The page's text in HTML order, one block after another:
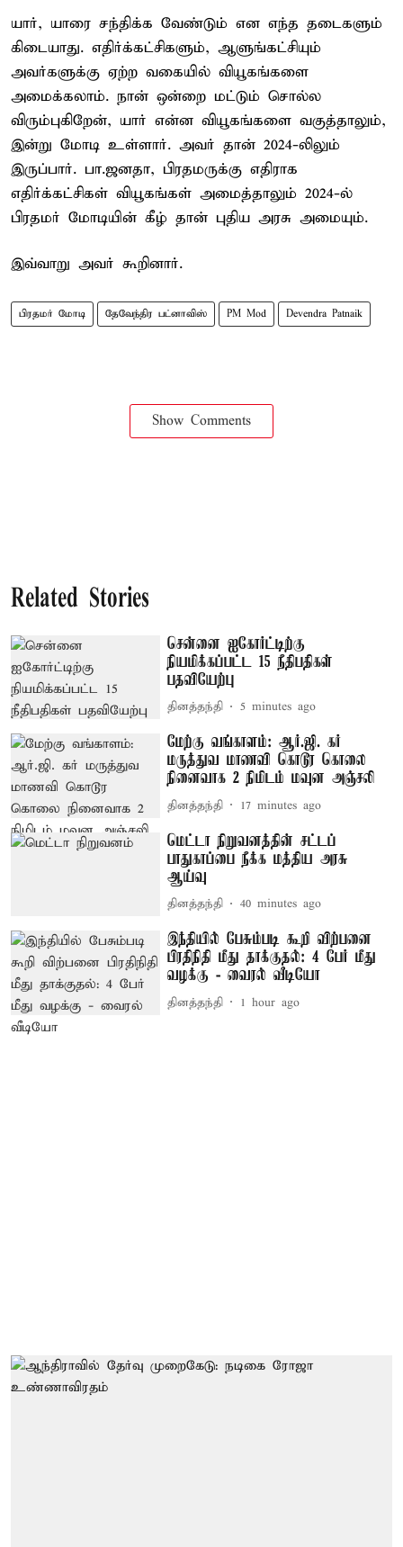
யார், யாரை சந்திக்க வேண்டும் என எந்த தடைகளும்
கிடையாது. எதிர்க்கட்சிகளும், ஆளுங்கட்சியும்
அவர்களுக்கு ஏற்ற வகையில் வியூகங்களை
அமைக்கலாம். நான் ஒன்றை மட்டும் சொல்ல
விரும்புகிறேன், யார் என்ன வியூகங்களை வகுத்தாலும்,
இன்று மோடி உள்ளார். அவர் தான் 2024-லிலும்
இருப்பார். பா.ஜனதா, பிரதமருக்கு எதிராக
எதிர்க்கட்சிகள் வியூகங்கள் அமைத்தாலும் 2024-ல்
பிரதமர் மோடியின் கீழ் தான் புதிய அரசு அமையும்.
இவ்வாறு அவர் கூறினார்.
பிரதமர் மோடி தேவேந்திர பட்னாவிஸ் PM Mod Devendra Patnaik
Show Comments
Related Stories
சென்னை ஐகோர்ட்டிற்கு
நியமிக்கப்பட்ட 15 நீதிபதிகள்
பதவியேற்பு
தினத்தந்தி 5 minutes ago
மேற்கு வங்காளம்: ஆர்.ஜி. கர்
மருத்துவ மாணவி கொடூர கொலை
நினைவாக 2 நிமிடம் மவுன அஞ்சலி
தினத்தந்தி 17 minutes ago
மெட்டா நிறுவனத்தின் சட்டப்
பாதுகாப்பை நீக்க மத்திய அரசு
ஆய்வு
தினத்தந்தி 40 minutes ago
இந்தியில் பேசும்படி கூறி விற்பனை
பிரதிநிதி மீது தாக்குதல்: 4 பேர் மீது
வழக்கு - வைரல் வீடியோ
தினத்தந்தி 1 hour ago